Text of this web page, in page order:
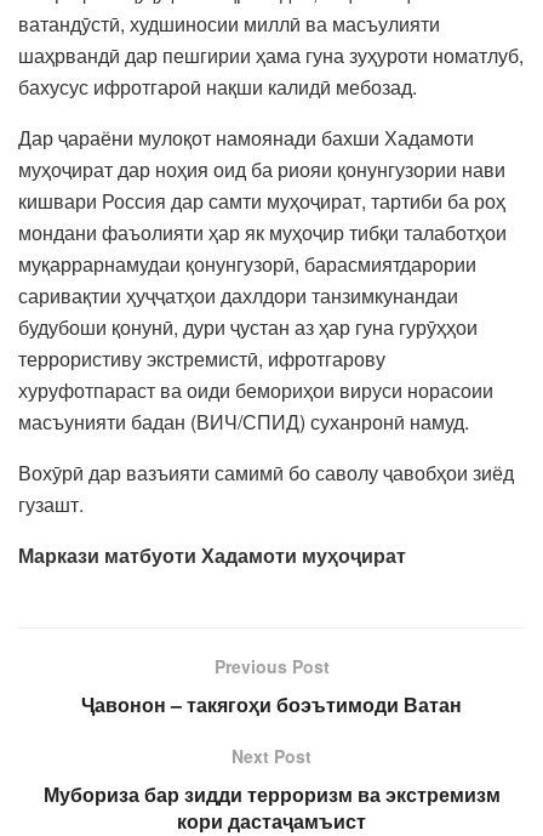
ватандӯстӣ, худшиносии миллӣ ва масъулияти
шаҳрвандӣ дар пешгирии ҳама гуна зуҳуроти номатлуб,
бахусус ифротгароӣ нақши калидӣ мебозад.
Дар ҷараёни мулоқот намоянади бахши Хадамоти
муҳоҷират дар ноҳия оид ба риояи қонунгузории нави
кишвари Россия дар самти муҳоҷират, тартиби ба роҳ
мондани фаъолияти ҳар як муҳоҷир тибқи талаботҳои
муқаррарнамудаи қонунгузорӣ, барасмиятдарории
саривақтии ҳуҷҷатҳои дахлдори танзимкунандаи
будубоши қонунӣ, дури ҷустан аз ҳар гуна гурӯҳҳои
террористиву экстремистӣ, ифротгарову
хуруфотпараст ва оиди бемориҳои вируси норасоии
масъунияти бадан (ВИЧ/СПИД) суханронӣ намуд.
Вохӯрӣ дар вазъияти самимӣ бо саволу ҷавобҳои зиёд
гузашт.
Маркази матбуоти Хадамоти муҳоҷират
Previous Post
Ҷавонон – такягоҳи боэътимоди Ватан
Next Post
Мубориза бар зидди терроризм ва экстремизм
кори дастаҷамъист